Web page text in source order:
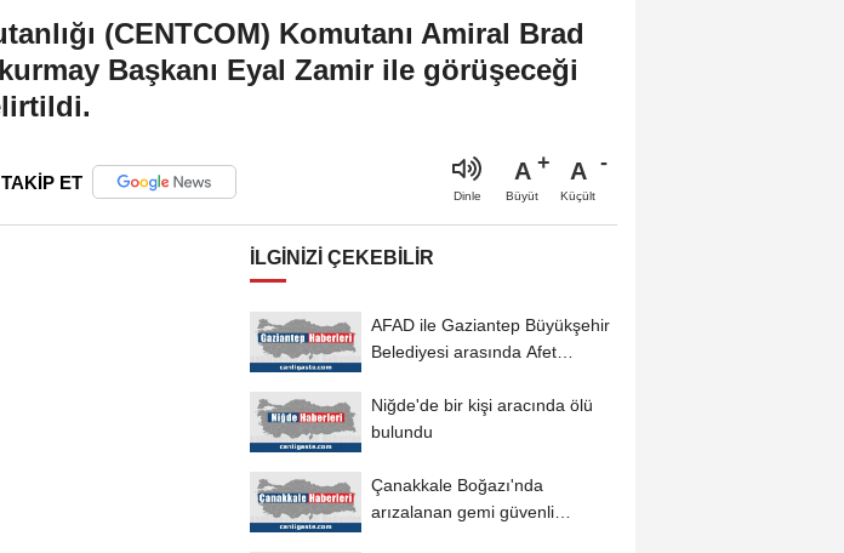
(CENTCOM) Komutanı Amiral Brad
Başkanı Eyal Zamir ile görüşeceği
TAKİP ET
Dinle
A
Büyüt
A
Küçült
İLGINIZI ÇEKEBILIR
AFAD ile Gaziantep Büyükşehir
Belediyesi arasında Afet
Niğde'de bir kişi aracında ölü
bulundu
Çanakkale Boğazı'nda
arızalanan gemi güvenli